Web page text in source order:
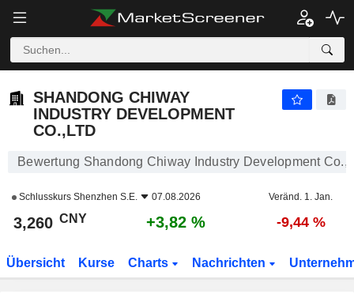
SHANDONG CHIWAY
INDUSTRY DEVELOPMENT
CO.,LTD
Bewertung Shandong Chiway Industry Development
Schlusskurs Shenzhen S.E. 07.08.2026 Veränd. 1. Jan.
3,260 CNY +3,82 % -9,44 %
Übersicht Kurse Charts Nachrichten